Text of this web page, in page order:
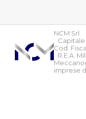
NCM Srl
Capitale
Cod.
R.E.A.
imprese